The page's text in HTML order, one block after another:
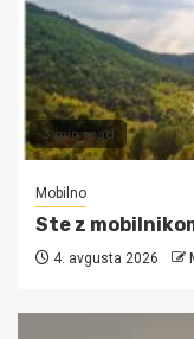
3 min read
Mobilno
Ste z
4. avgusta 2026